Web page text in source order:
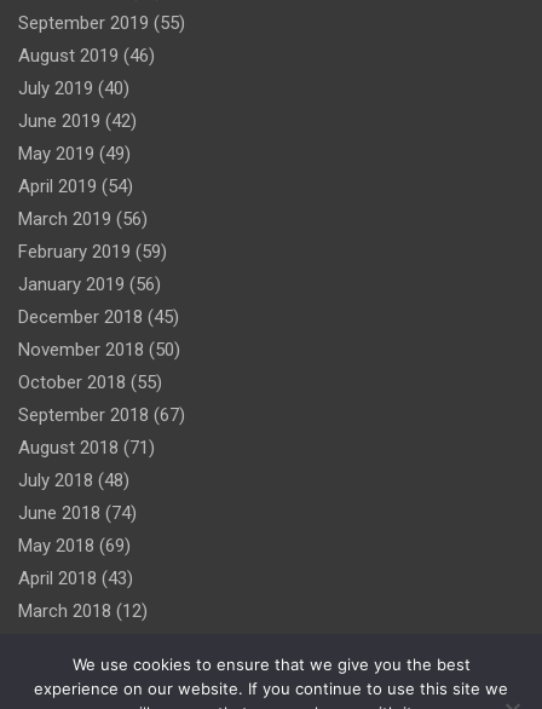
September 2019 (55)
August 2019 (46)
July 2019 (40)
June 2019 (42)
May 2019 (49)
April 2019 (54)
March 2019 (56)
February 2019 (59)
January 2019 (56)
December 2018 (45)
November 2018 (50)
October 2018 (55)
September 2018 (67)
August 2018 (71)
July 2018 (48)
June 2018 (74)
May 2018 (69)
April 2018 (43)
March 2018 (12)
We use cookies to ensure that we give you the best
experience on our website. If you continue to use this site we